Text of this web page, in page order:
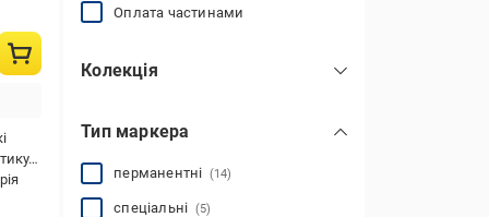
плат,для дерева,для гладких поверхонь
Оплата частинами
Колекція
Permanent
Ексклюзивна канцелярія
Тип маркера
перманентні (14)
спеціальні (5)